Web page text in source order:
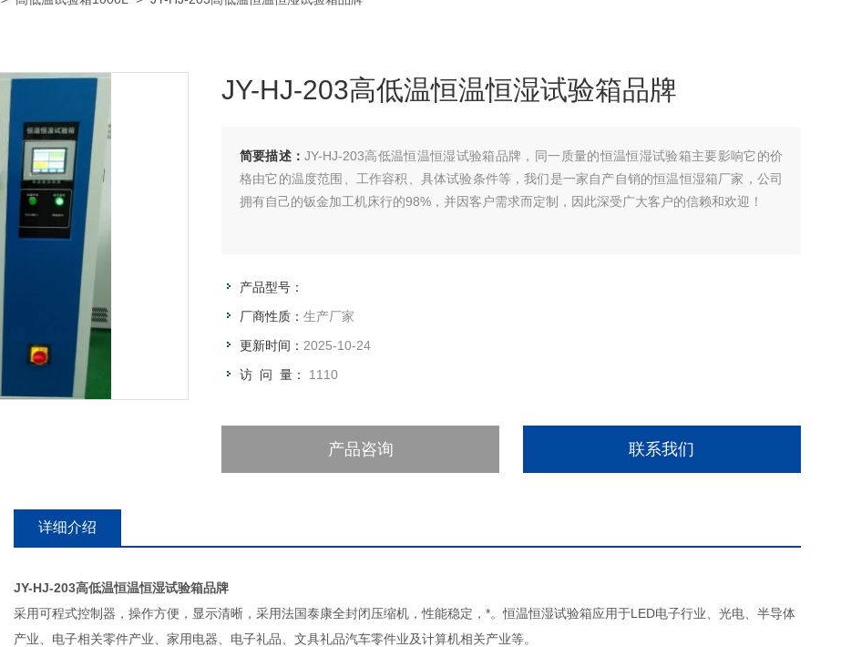
JY-HJ-203高低温恒温恒湿试验箱品牌
简要描述： JY-HJ-203高低温恒温恒湿试验箱品牌，同一质量的恒温恒湿试验箱主要影响它的价
格由它的温度范围、工作容积、具体试验条件等，我们是一家自产自销的恒温恒湿箱厂家，公司
拥有自己的钣金加工机床行的98%，并因客户需求而定制，因此深受广大客户的信赖和欢迎！
产品型号：
厂商性质： 生产厂家
更新时间： 2025-10-24
访 问 量： 1110
产品咨询 联系我们
详细介绍
JY-HJ-203高低温恒温恒湿试验箱品牌
采用可程式控制器，操作方便，显示清晰，采用法国泰康全封闭压缩机，性能稳定，*。恒温恒湿试验箱应用于LED电子行业、光电、半导体
产业、电子相关零件产业、家用电器、电子礼品、文具礼品汽车零件业及计算机相关产业等。